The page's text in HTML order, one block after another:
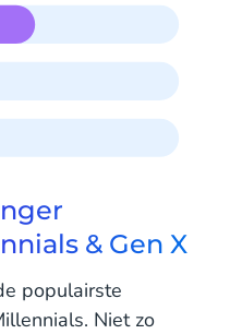
& Gen X
populairste
Niet zo